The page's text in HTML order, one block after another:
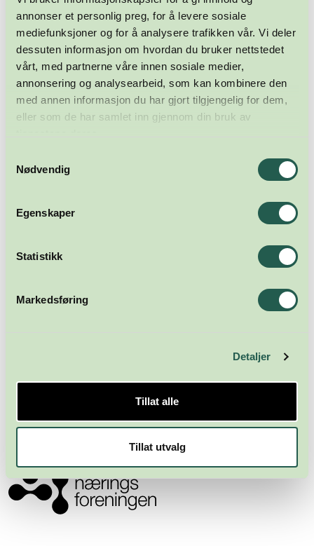
annonser et personlig preg, for å levere sosiale
mediefunksjoner og for å analysere trafikken vår. Vi deler
dessuten informasjon om hvordan du bruker nettstedet
vårt, med partnerne våre innen sosiale medier,
annonsering og analysearbeid, som kan kombinere den
med annen informasjon du har gjort tilgjengelig for dem,
eller som de har samlet inn gjennom din bruk av
Nødvendig
Egenskaper
Statistikk
Markedsføring
Detaljer
Tillat alle
Tillat utvalg
Meld deg på nyhetsbrevet